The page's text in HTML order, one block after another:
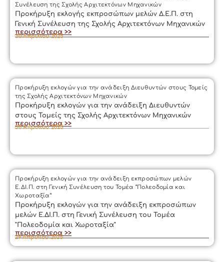
Συνέλευση της Σχολής Αρχιτεκτόνων Μηχανικών
Προκήρυξη εκλογής εκπροσώπων μελών Δ.Ε.Π. στη
Γενική Συνέλευση της Σχολής Αρχιτεκτόνων Μηχανικών
περισσότερα >>
30 Απριλίου 2025
Προκήρυξη εκλογών για την ανάδειξη Διευθυντών στους Τομείς
της Σχολής Αρχιτεκτόνων Μηχανικών
Προκήρυξη εκλογών για την ανάδειξη Διευθυντών
στους Τομείς της Σχολής Αρχιτεκτόνων Μηχανικών
περισσότερα >>
30 Απριλίου 2025
Προκήρυξη εκλογών για την ανάδειξη εκπροσώπων μελών
Ε.ΔΙ.Π. στη Γενική Συνέλευση του Τομέα “Πολεοδομία και
Χωροταξία”
Προκήρυξη εκλογών για την ανάδειξη εκπροσώπων
μελών Ε.ΔΙ.Π. στη Γενική Συνέλευση του Τομέα
"Πολεοδομία και Χωροταξία"
περισσότερα >>
29 Απριλίου 2025